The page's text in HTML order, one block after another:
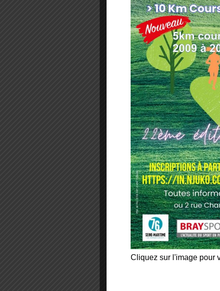
Cliquez sur l'image pour